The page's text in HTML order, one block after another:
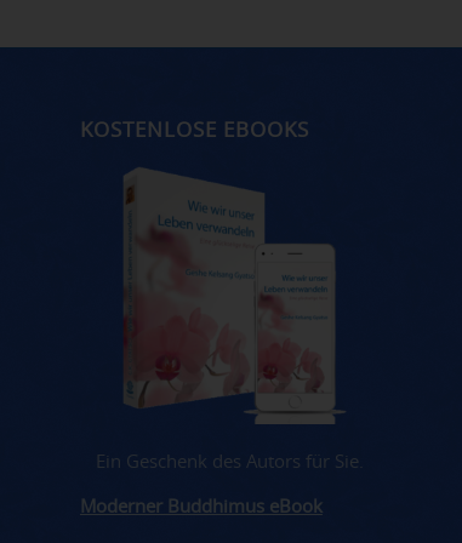
KOSTENLOSE EBOOKS
Ein Geschenk des Autors für Sie.
Moderner Buddhimus eBook